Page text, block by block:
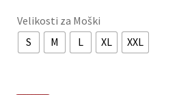
Velikosti za Moški
S
M L XL XXL